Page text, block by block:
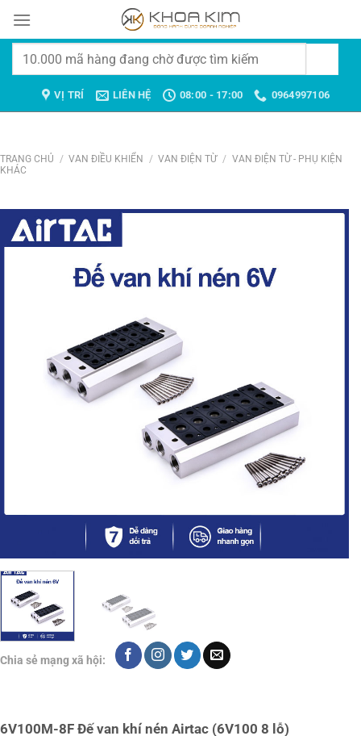
đến
Tìm
VỊ TRÍ LIÊN HỆ 08:00 - 17:00 0964997106
TRANG CHỦ / VAN ĐIỀU KHIỂN / VAN ĐIỆN TỪ / VAN ĐIỆN TỪ - PHỤ KIỆN
KHÁC
Chia sẻ mạng xã hội:
6V100M-8F Đế van khí nén Airtac (6V100 8 lỗ)